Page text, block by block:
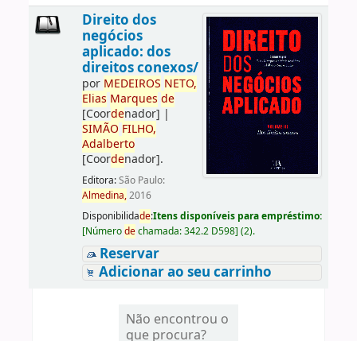
Direito dos
negócios
aplicado: dos
direitos conexos/
por MEDEIROS NETO,
Elias Marques de
[Coordenador] |
SIMÃO FILHO,
Adalberto
[Coordenador].
Editora:São Paulo:
Almedina,2016
Disponibilidade:Itens disponíveis para empréstimo:
[Númerodechamada:342.2 D598] (2).
Reservar
Adicionar ao seu carrinho
Não encontrou o
que procura?